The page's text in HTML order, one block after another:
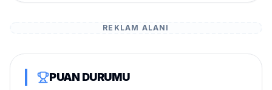
REKLAM ALANI
PUAN DURUMU